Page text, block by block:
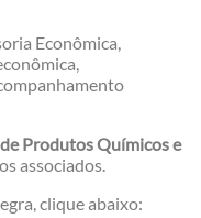
Econômica,
Produtos Químicos e
associados.
clique abaixo: